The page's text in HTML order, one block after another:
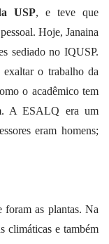
USP, e teve que
Hoje, Janaina
sediado no IQUSP.
o trabalho da
o acadêmico tem
A ESALQ era um
eram homens;
as plantas. Na
climáticas e também